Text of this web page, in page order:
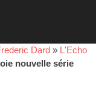
Dard » L'Echo
nouvelle série